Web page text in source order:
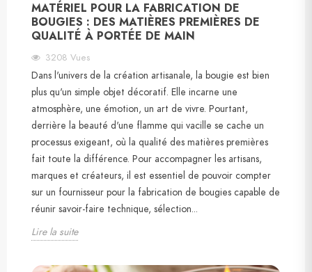
MATÉRIEL POUR LA FABRICATION DE
BOUGIES : DES MATIÈRES PREMIÈRES DE
QUALITÉ À PORTÉE DE MAIN
3208 Vues
Dans l'univers de la création artisanale, la bougie est bien
plus qu'un simple objet décoratif. Elle incarne une
atmosphère, une émotion, un art de vivre. Pourtant,
derrière la beauté d'une flamme qui vacille se cache un
processus exigeant, où la qualité des matières premières
fait toute la différence. Pour accompagner les artisans,
marques et créateurs, il est essentiel de pouvoir compter
sur un fournisseur pour la fabrication de bougies capable de
réunir savoir-faire technique, sélection...
Lire la suite